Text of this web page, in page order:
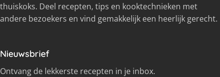
thuiskoks. Deel recepten, tips en kooktechnieken met
andere bezoekers en vind gemakkelijk een heerlijk gerecht.
Nieuwsbrief
Ontvang de lekkerste recepten in je inbox.